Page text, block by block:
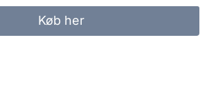
Køb her